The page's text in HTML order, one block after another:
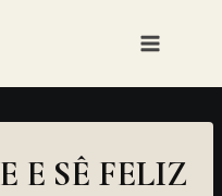
E SÊ FELIZ